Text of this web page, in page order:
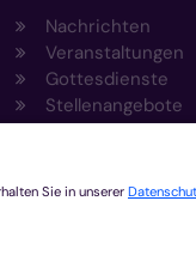
Nachrichten
Veranstaltungen
Gottesdienste
Stellenangebote
Kirchenzeitung
Rechtsdatenbank